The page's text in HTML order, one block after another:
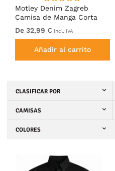
Motley Denim Zagreb
Camisa de Manga Corta
Negro
De 32,99 € incl. IVA
Añadir al carrito
CLASIFICAR POR
CAMISAS
COLORES